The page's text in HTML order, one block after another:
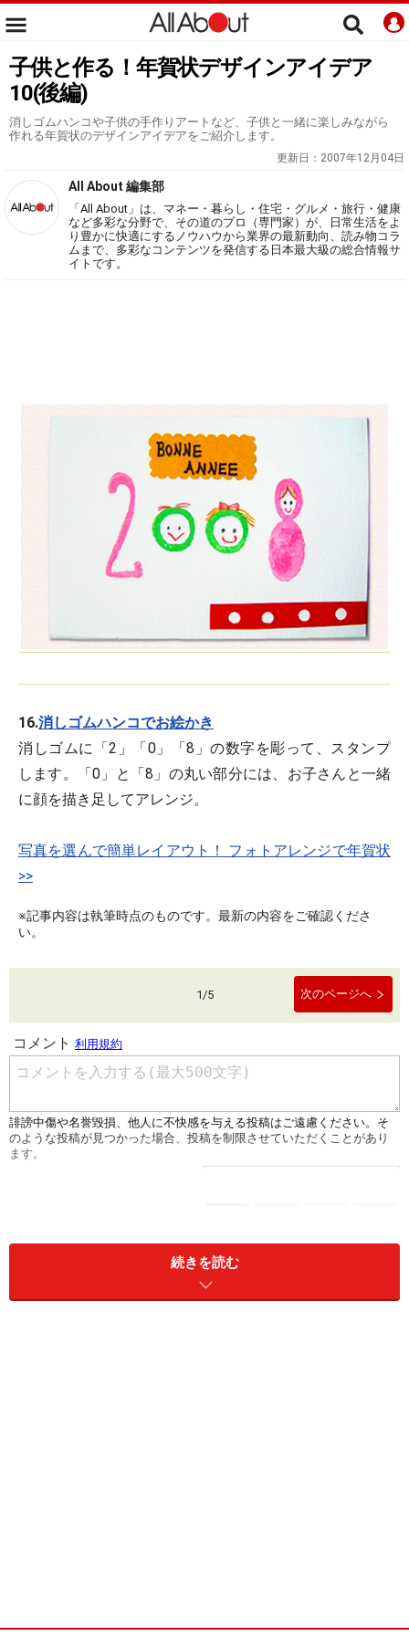
子供と作る！年賀状デザインアイデア
10(後編)
消しゴムハンコや子供の手作りアートなど、子供と一緒に楽しみながら
作れる年賀状のデザインアイデアをご紹介します。
更新日： 2007年12月04日
All About 編集部
「All About」は、マネー・暮らし・住宅・グルメ・旅行・健康
など多彩な分野で、その道のプロ（専門家）が、日常生活をよ
り豊かに快適にするノウハウから業界の最新動向、読み物コラ
ムまで、多彩なコンテンツを発信する日本最大級の総合情報サ
イトです。
16.消しゴムハンコでお絵かき
消しゴムに「2」「0」「8」の数字を彫って、スタンプ
します。「0」と「8」の丸い部分には、お子さんと一緒
に顔を描き足してアレンジ。
写真を選んで簡単レイアウト！ フォトアレンジで年賀状
>>
※記事内容は執筆時点のものです。最新の内容をご確認くださ
い。
1/5 次のページへ
続きを読む